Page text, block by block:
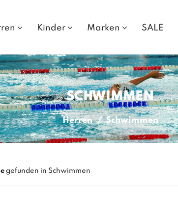
Kinder Marken SALE
SCHWIMMEN
Herren Schwimmen
gefunden in Schwimmen